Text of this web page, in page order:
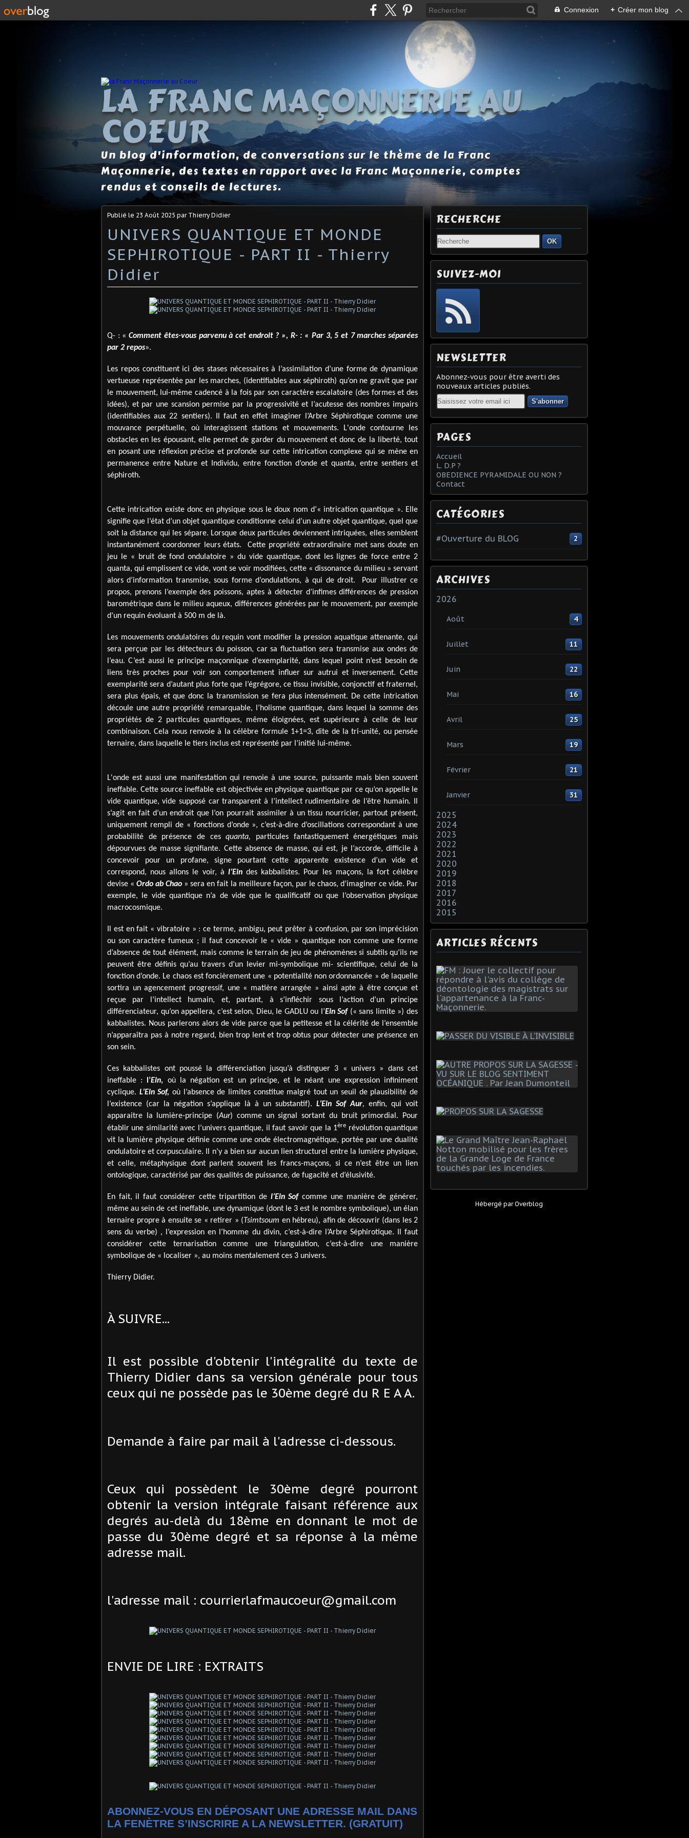
Connexion + Créer mon blog
LA FRANC MAÇONNERIE AU
COEUR
Un blog d'information, de conversations sur le thème de la Franc
Maçonnerie, des textes en rapport avec la Franc Maçonnerie, comptes
rendus et conseils de lectures.
Publié le 23 Août 2025 par Thierry Didier
UNIVERS QUANTIQUE ET MONDE
SEPHIROTIQUE - PART II - Thierry
Didier
Q- : «Comment êtes-vous parvenu à cet endroit ? », R- : « Par 3, 5 et 7 marches séparées
par 2 repos».
Les repos constituent ici des stases nécessaires à l’assimilation d’une forme de dynamique
vertueuse représentée par les marches, (identifiables aux séphiroth) qu’on ne gravit que par
le mouvement, lui-même cadencé à la fois par son caractère escalatoire (des formes et des
idées), et par une scansion permise par la progressivité et l’acutesse des nombres impairs
(identifiables aux 22 sentiers). Il faut en effet imaginer l’Arbre Séphirotique comme une
mouvance perpétuelle, où interagissent stations et mouvements. L'onde contourne les
obstacles en les épousant, elle permet de garder du mouvement et donc de la liberté, tout
en posant une réflexion précise et profonde sur cette intrication complexe qui se mène en
permanence entre Nature et Individu, entre fonction d’onde et quanta, entre sentiers et
séphiroth.
Cette intrication existe donc en physique sous le doux nom d’« intrication quantique ». Elle
signifie que l’état d’un objet quantique conditionne celui d’un autre objet quantique, quel que
soit la distance qui les sépare. Lorsque deux particules deviennent intriquées, elles semblent
instantanément coordonner leurs états. Cette propriété extraordinaire met sans doute en
jeu le « bruit de fond ondulatoire » du vide quantique, dont les lignes de force entre 2
quanta, qui emplissent ce vide, vont se voir modifiées, cette « dissonance du milieu » servant
alors d’information transmise, sous forme d’ondulations, à qui de droit. Pour illustrer ce
propos, prenons l’exemple des poissons, aptes à détecter d’infimes différences de pression
barométrique dans le milieu aqueux, différences générées par le mouvement, par exemple
d’un requin évoluant à 500 m de là.
Les mouvements ondulatoires du requin vont modifier la pression aquatique attenante, qui
sera perçue par les détecteurs du poisson, car sa fluctuation sera transmise aux ondes de
l’eau. C’est aussi le principe maçonnique d’exemplarité, dans lequel point n’est besoin de
liens très proches pour voir son comportement influer sur autrui et inversement. Cette
exemplarité sera d’autant plus forte que l’égrégore, ce tissu invisible, conjonctif et fraternel,
sera plus épais, et que donc la transmission se fera plus intensément. De cette intrication
découle une autre propriété remarquable, l’holisme quantique, dans lequel la somme des
propriétés de 2 particules quantiques, même éloignées, est supérieure à celle de leur
combinaison. Cela nous renvoie à la célèbre formule 1+1=3, dite de la tri-unité, ou pensée
ternaire, dans laquelle le tiers inclus est représenté par l’initié lui-même.
L'onde est aussi une manifestation qui renvoie à une source, puissante mais bien souvent
ineffable. Cette source ineffable est objectivée en physique quantique par ce qu’on appelle le
vide quantique, vide supposé car transparent à l’intellect rudimentaire de l’être humain. Il
s’agit en fait d’un endroit que l’on pourrait assimiler à un tissu nourricier, partout présent,
uniquement rempli de « fonctions d’onde », c’est-à-dire d’oscillations correspondant à une
probabilité de présence de cesquanta, particules fantastiquement énergétiques mais
dépourvues de masse signifiante. Cette absence de masse, qui est, je l’accorde, difficile à
concevoir pour un profane, signe pourtant cette apparente existence d’un vide et
correspond, nous allons le voir, à l’Eindes kabbalistes. Pour les maçons, la fort célèbre
devise «Ordo ab Chao » sera en fait la meilleure façon, par le chaos, d’imaginer ce vide. Par
exemple, le vide quantique n’a de vide que le qualificatif ou que l’observation physique
macrocosmique.
Il est en fait « vibratoire » : ce terme, ambigu, peut prêter à confusion, par son imprécision
ou son caractère fumeux ; il faut concevoir le « vide » quantique non comme une forme
d’absence de tout élément, mais comme le terrain de jeu de phénomènes si subtils qu’ils ne
peuvent être définis qu’au travers d’un levier mi-symbolique mi- scientifique, celui de la
fonction d’onde. Le chaos est foncièrement une « potentialité non ordonnancée » de laquelle
sortira un agencement progressif, une « matière arrangée » ainsi apte à être conçue et
reçue par l’intellect humain, et, partant, à s’infléchir sous l’action d’un principe
différenciateur, qu’on appellera, c’est selon, Dieu, le GADLU ou l’Ein Sof (« sans limite ») des
kabbalistes. Nous parlerons alors de vide parce que la petitesse et la célérité de l’ensemble
n’apparaîtra pas à notre regard, bien trop lent et trop obtus pour détecter une présence en
son sein.
Ces kabbalistes ont poussé la différenciation jusqu’à distinguer 3 « univers » dans cet
ineffable :
l’Ein, où la négation est un principe, et le néant une expression infiniment
cyclique. L’Ein Sof, où l’absence de limites constitue malgré tout un seuil de plausibilité de
l’existence (car la négation s’applique là à un substantif). L’Ein Sof Aur, enfin, qui voit
apparaitre la lumière-principe (Aur) comme un signal sortant du bruit primordial. Pour
établir une similarité avec l’univers quantique, il faut savoir que la 1ère révolution quantique
vit la lumière physique définie comme une onde électromagnétique, portée par une dualité
ondulatoire et corpusculaire. Il n’y a bien sur aucun lien structurel entre la lumière physique,
et celle, métaphysique dont parlent souvent les francs-maçons, si ce n’est être un lien
ontologique, caractérisé par des qualités de puissance, de fugacité et d’élusivité.
En fait, il faut considérer cette tripartition de l’Ein Sofcomme une manière de générer,
même au sein de cet ineffable, une dynamique (dont le 3 est le nombre symbolique), un élan
ternaire propre à ensuite se « retirer » (Tsimtsoum en hébreu), afin de découvrir (dans les 2
sens du verbe) , l’expression en l’homme du divin, c’est-à-dire l’Arbre Séphirotique. Il faut
considérer cette ternarisation comme une triangulation, c’est-à-dire une manière
symbolique de « localiser », au moins mentalement ces 3 univers.
Thierry Didier.
À SUIVRE...
Il est possible d'obtenir l'intégralité du texte de
Thierry Didier dans sa version générale pour tous
ceux qui ne possède pas le 30ème degré du R E A A.
Demande à faire par mail à l'adresse ci-dessous.
Ceux qui possèdent le 30ème degré pourront
obtenir la version intégrale faisant référence aux
degrés au-delà du 18ème en donnant le mot de
passe du 30ème degré et sa réponse à la même
adresse mail.
l'adresse mail : courrierlafmaucoeur@gmail.com
ENVIE DE LIRE : EXTRAITS
ABONNEZ-VOUS EN DÉPOSANT UNE ADRESSE MAIL DANS
LA FENÈTRE S’INSCRIRE A LA NEWSLETTER. (GRATUIT)
RECHERCHE
OK
SUIVEZ-MOI
NEWSLETTER
Abonnez-vous pour être averti des
nouveaux articles publiés.
Email
PAGES
Accueil
L. D.P ?
OBEDIENCE PYRAMIDALE OU NON ?
Contact
CATÉGORIES
#Ouverture du BLOG 2
ARCHIVES
2026
Août 4
Juillet 11
Juin 22
Mai 16
Avril 25
Mars 19
Février 21
Janvier 31
2025
2024
2023
2022
2021
2020
2019
2018
2017
2016
2015
ARTICLES RÉCENTS
Hébergé parOverblog